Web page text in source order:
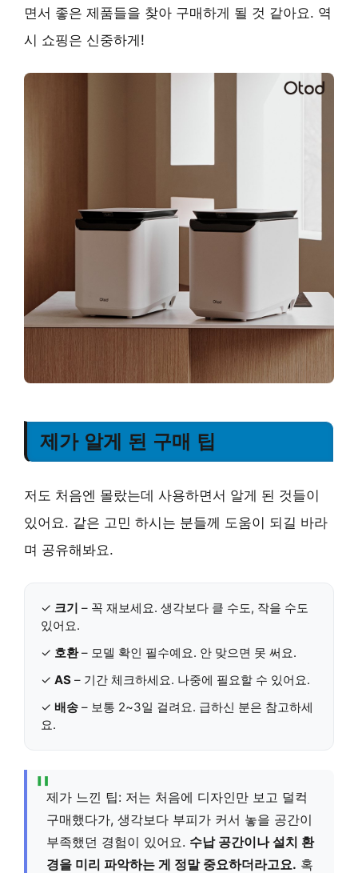
면서 좋은 제품들을 찾아 구매하게 될 것 같아요. 역
시 쇼핑은 신중하게!
제가 알게 된 구매 팁
저도 처음엔 몰랐는데 사용하면서 알게 된 것들이
있어요. 같은 고민 하시는 분들께 도움이 되길 바라
며 공유해봐요.
✓ 크기 – 꼭 재보세요. 생각보다 클 수도, 작을 수도
있어요.
✓ 호환– 모델 확인 필수예요. 안 맞으면 못 써요.
✓ AS – 기간 체크하세요. 나중에 필요할 수 있어요.
✓ 배송 – 보통 2~3일 걸려요. 급하신 분은 참고하세
요.
제가 느낀 팁: 저는 처음에 디자인만 보고 덜컥
구매했다가, 생각보다 부피가 커서 놓을 공간이
부족했던 경험이 있어요. 수납 공간이나 설치 환
경을 미리 파악하는 게 정말 중요하더라고요. 혹